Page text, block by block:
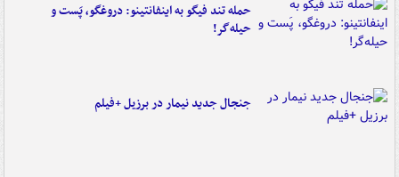
حمله تند فیگو به اینفانتینو: دروغگو، پَست‌ و
حیله‌گر!
جنجال جدید نیمار در برزیل +فیلم